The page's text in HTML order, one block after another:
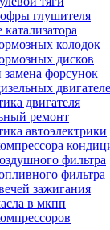
глушителя
колодок
дисков
замена форсунок
двигателя
ремонт
автоэлектрики
фильтра
фильтра
зажигания
в мкпп